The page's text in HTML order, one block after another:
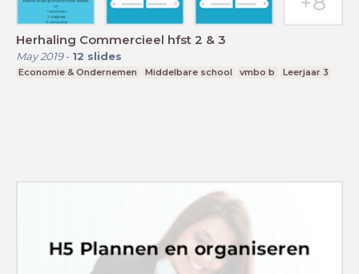
Herhaling Commercieel hfst 2 & 3
May 2019- 12 slides
Economie & Ondernemen Middelbare school vmbo b Leerjaar 3